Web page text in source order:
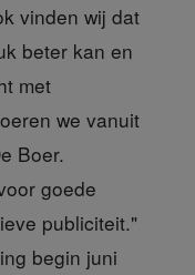
vinden wij dat
beter kan en
met
we vanuit
Boer.
goede
publiciteit."
begin juni